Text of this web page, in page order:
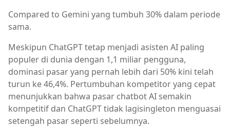
Compared to Gemini yang tumbuh 30% dalam periode
sama.
Meskipun ChatGPT tetap menjadi asisten AI paling
populer di dunia dengan 1,1 miliar pengguna,
dominasi pasar yang pernah lebih dari 50% kini telah
turun ke 46,4%. Pertumbuhan kompetitor yang cepat
menunjukkan bahwa pasar chatbot AI semakin
kompetitif dan ChatGPT tidak lagisingleton menguasai
setengah pasar seperti sebelumnya.